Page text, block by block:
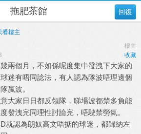
回復
拖肥茶館
看樓主
樓主
收藏
兩個月，不如係呢度集中發洩下大家的
迷有唔同諗法，有人認為隊波唔理邊個
嬴波。
大家日日都反領隊，睇場波都禁多負能
發洩完同理性討論完，唔駛禁勞氣。
就認為朗奴高文唔掂的球迷，都歸納左